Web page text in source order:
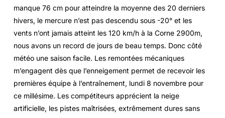
manque 76 cm pour atteindre la moyenne des 20 derniers
hivers, le mercure n’est pas descendu sous -20° et les
vents n’ont jamais atteint les 120 km/h à la Corne 2900m,
nous avons un record de jours de beau temps. Donc côté
météo une saison facile. Les remontées mécaniques
m’engagent dès que l’enneigement permet de recevoir les
premières équipe à l’entraînement, lundi 8 novembre pour
ce millésime. Les compétiteurs apprécient la neige
artificielle, les pistes maîtrisées, extrêmement dures sans